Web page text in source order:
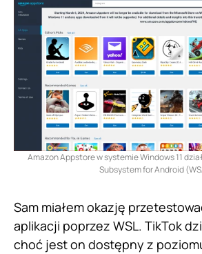
Amazon Appstore w systemie Windows 11
Subsystem for Android
Sam miałem okazję
aplikacji poprzez WSL. TikTok
choć jest on dostępny z